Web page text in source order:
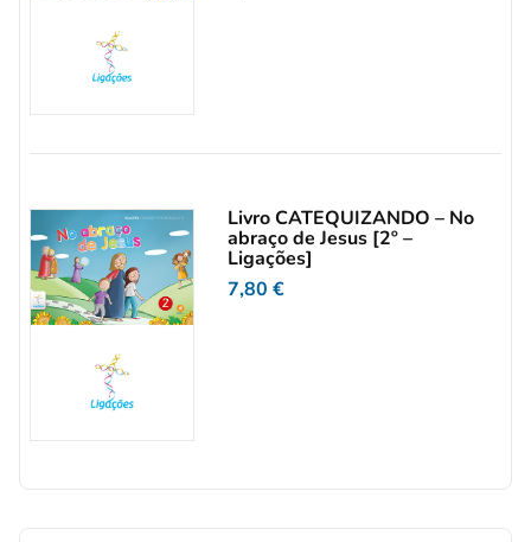
Livro CATEQUIZANDO – No
abraço de Jesus [2º –
Ligações]
7,80€